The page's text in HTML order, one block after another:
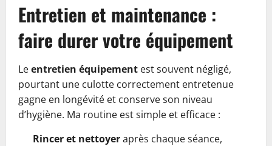
Entretien et maintenance :
faire durer votre équipement
Leentretien équipement est souvent négligé,
pourtant une culotte correctement entretenue
gagne en longévité et conserve son niveau
d’hygiène. Ma routine est simple et efficace :
Rincer et nettoyeraprès chaque séance,